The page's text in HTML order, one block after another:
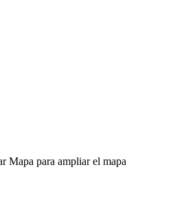
para ampliar el mapa